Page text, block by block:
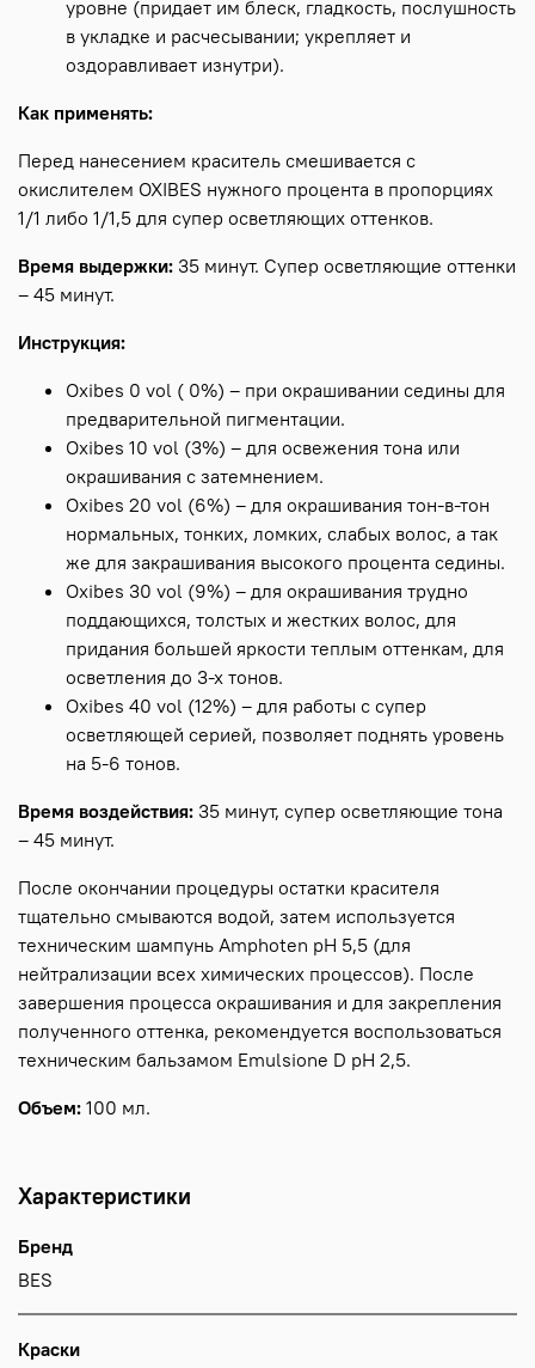
уровне (придает им блеск, гладкость, послушность
в укладке и расчесывании; укрепляет и
оздоравливает изнутри).
Как применять:
Перед нанесением краситель смешивается с
окислителем OXIBES нужного процента в пропорциях
1/1 либо 1/1,5 для супер осветляющих оттенков.
Время выдержки: 35 минут. Супер осветляющие оттенки
– 45 минут.
Инструкция:
Oxibes 0 vol ( 0%) – при окрашивании седины для
предварительной пигментации.
Oxibes 10 vol (3%) – для освежения тона или
окрашивания с затемнением.
Oxibes 20 vol (6%) – для окрашивания тон-в-тон
нормальных, тонких, ломких, слабых волос, а так
же для закрашивания высокого процента седины.
Oxibes 30 vol (9%) – для окрашивания трудно
поддающихся, толстых и жестких волос, для
придания большей яркости теплым оттенкам, для
осветления до 3-х тонов.
Oxibes 40 vol (12%) – для работы с супер
осветляющей серией, позволяет поднять уровень
на 5-6 тонов.
Время воздействия: 35 минут, супер осветляющие тона
– 45 минут.
После окончании процедуры остатки красителя
тщательно смываются водой, затем используется
техническим шампунь Amphoten рН 5,5 (для
нейтрализации всех химических процессов). После
завершения процесса окрашивания и для закрепления
полученного оттенка, рекомендуется воспользоваться
техническим бальзамом Emulsione D рН 2,5.
Объем: 100 мл.
Характеристики
Бренд
BES
Краски